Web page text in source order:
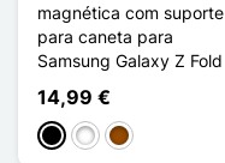
magnética com suporte
para caneta para
Samsung Galaxy Z Fold
14,99 €
PretoBrancoCastanho